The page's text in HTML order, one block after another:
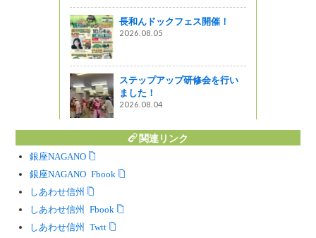
長和んドックフェス開催！
2026.08.05
ステップアップ研修会を行い
ました！
2026.08.04
関連リンク
銀座NAGANO
銀座NAGANO Facebook
しあわせ信州
しあわせ信州 Facebook
しあわせ信州 Twitter